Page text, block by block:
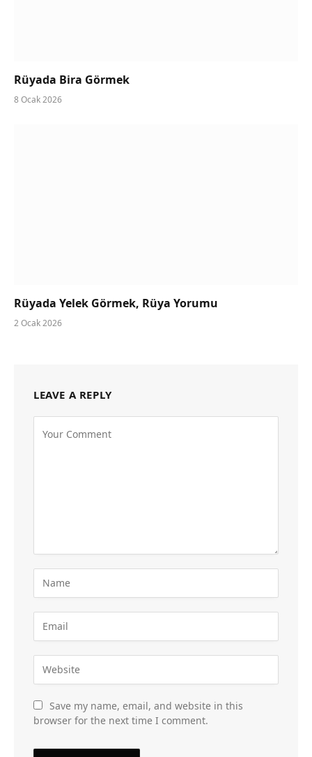
Rüyada Bira Görmek
8 Ocak 2026
Rüyada Yelek Görmek, Rüya Yorumu
2 Ocak 2026
LEAVE A REPLY
Save my name, email, and website in this
browser for the next time I comment.